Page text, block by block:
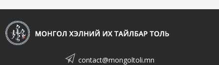
contact@mongoltoli.mn